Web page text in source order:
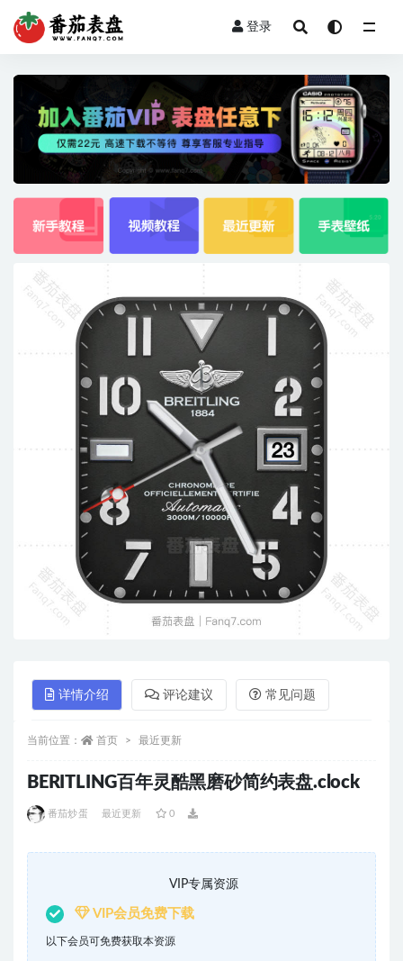
登录
详情介绍 评论建议 常见问题
当前位置： 首页 最近更新
BERITLING百年灵酷黑磨砂简约表盘.clock
番茄炒蛋 最近更新 0
VIP专属资源
VIP会员免费下载
以下会员可免费获取本资源